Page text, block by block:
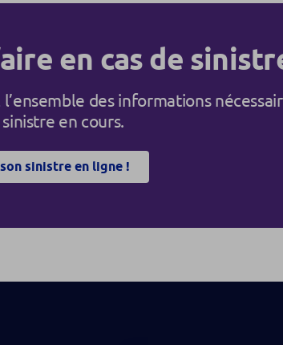
en cas de
des informations
en cours.
sinistre en ligne !